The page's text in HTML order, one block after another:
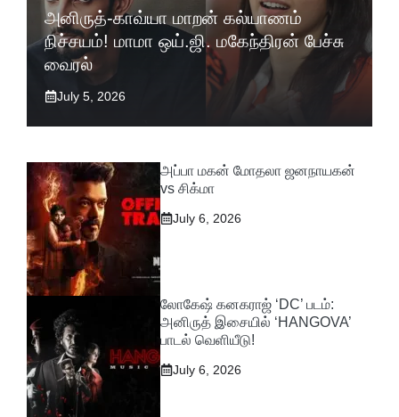
அனிருத்-காவ்யா மாறன் கல்யாணம்
நிச்சயம்! மாமா ஒய்.ஜி. மகேந்திரன் பேச்சு
வைரல்
July 5, 2026
அப்பா மகன் மோதலா ஜனநாயகன்
vs சிக்மா
July 6, 2026
லோகேஷ் கனகராஜ் ‘DC’ படம்:
அனிருத் இசையில் ‘HANGOVA’
பாடல் வெளியீடு!
July 6, 2026